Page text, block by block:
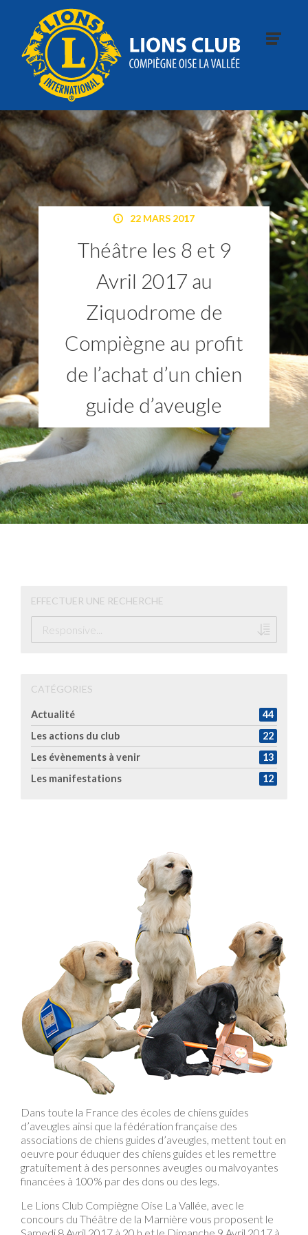
22 MARS 2017
Théâtre les 8 et 9
Avril 2017 au
Ziquodrome de
Compiègne au profit
de l’achat d’un chien
guide d’aveugle
EFFECTUER UNE RECHERCHE
CATÉGORIES
Actualité
44
Les actions du club
22
Les évènements à venir
13
Les manifestations
12
Dans toute la France des écoles de chiens guides
d’aveugles ainsi que la fédération française des
associations de chiens guides d’aveugles, mettent tout en
oeuvre pour éduquer des chiens guides et les remettre
gratuitement à des personnes aveugles ou malvoyantes
financées à 100% par des dons ou des legs.
Le Lions Club Compiègne Oise La Vallée, avec le
concours du Théâtre de la Marnière vous proposent le